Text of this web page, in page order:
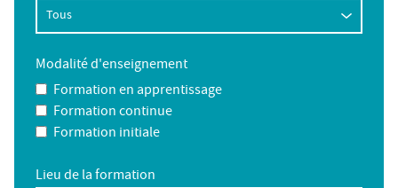
Modalité d'enseignement
Formation en apprentissage
Formation continue
Formation initiale
Lieu de la formation